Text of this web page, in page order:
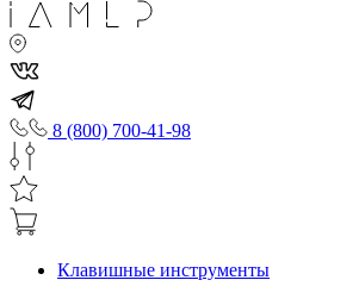
8 (800) 700-41-98
Клавишные инструменты